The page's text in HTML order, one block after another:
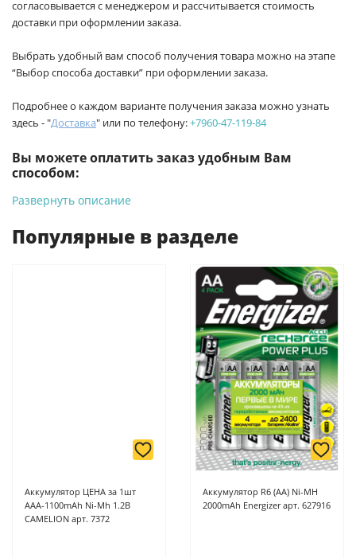
согласовывается с менеджером и рассчитывается стоимость
доставки при оформлении заказа.
Выбрать удобный вам способ получения товара можно на этапе
“Выбор способа доставки” при оформлении заказа.
Подробнее о каждом варианте получения заказа можно узнать
здесь - "Доставка" или по телефону:+7960-47-119-84
Вы можете оплатить заказ удобным Вам
способом:
-Банковской картой на сайте ProffЭлектро. Данный вид
магазинах ProffЭлектро по адресу Геленджикский проспект,
6/2 (база КПП)или по адресу ул. Новороссийская 161И.
Для юридических лиц: переводом на расчетный счет при
Подробнее о способах оплаты можно узнать здесь - "Оплата"
Развернуть описание
Популярные в разделе
Аккумулятор ЦЕНА за 1шт
AAA-1100mAh Ni-Mh 1.2B
CAMELION арт. 7372
Аккумулятор R6 (AA) Ni-MH
2000mAh Energizer арт. 627916